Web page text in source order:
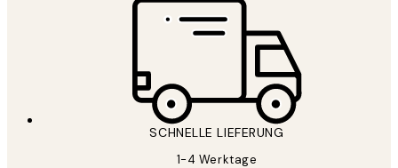
SCHNELLE LIEFERUNG
1-4 Werktage